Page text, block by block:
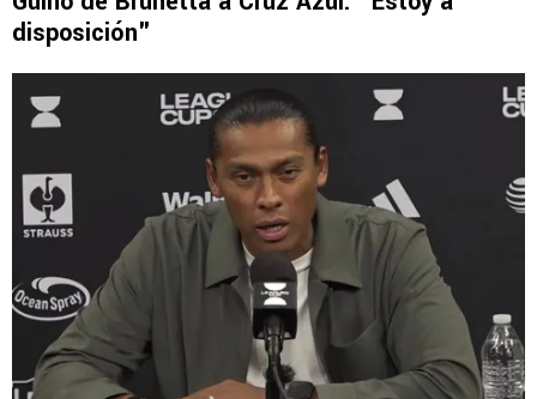
Guiño de Brunetta a Cruz Azul: "Estoy a